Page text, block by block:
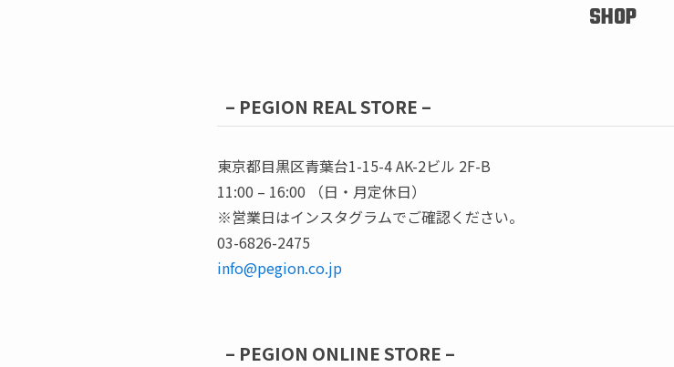
SHOP
– PEGION REAL STORE –
東京都目黒区青葉台1-15-4 AK-2ビル 2F-B
11:00 – 16:00 （日・月定休日）
※営業日はインスタグラムでご確認ください。
03-6826-2475
info@pegion.co.jp
– PEGION ONLINE STORE –